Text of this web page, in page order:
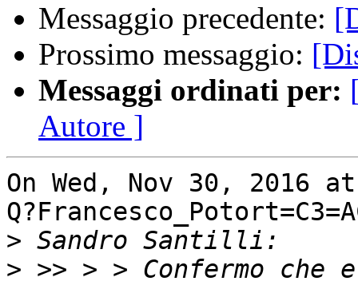
Messaggio precedente:
Prossimo messaggio:
Messaggi ordinati per:
Autore ]
On Wed, Nov 30, 2016
>
> >> > > Confermo